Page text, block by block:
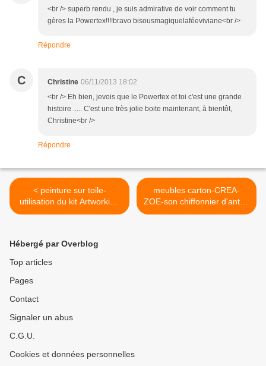
<br /> superb rendu , je suis admirative de voir comment tu
gères la Powertex!!!!bravo bisousmagiquelaféeviviane<br />
Répondre
C Christine 06/11/2013 18:02
<br /> Eh bien, jevois que le Powertex et toi c'est une grande
histoire ..... C'est une très jolie boite maintenant, à bientôt,
Christine<br />
Répondre
< peinture sur toile-
utilisation du kit Artworking
paint:escarpin rose
meubles carton-CREA-
ZOE-son chiffonnier d'antan
en pré-vente >
Hébergé par Overblog
Top articles
Pages
Contact
Signaler un abus
C.G.U.
Cookies et données personnelles